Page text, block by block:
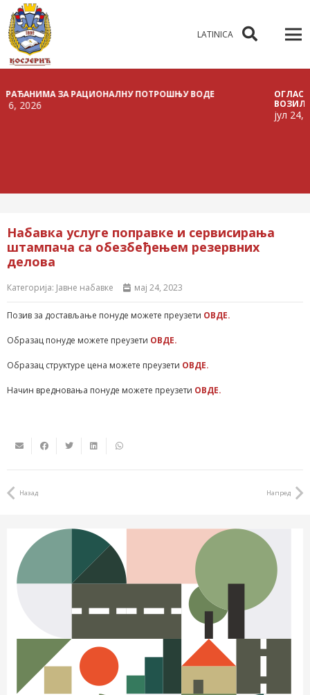
LATINICA
ЗА РАЦИОНАЛНУ ПОТРОШЊУ ВОДЕ
ОГЛАС О
ВОЗИЛА
јул 24, 2026
Набавка услуге поправке и сервисирања
штампача са обезбеђењем резервних
делова
Категорија: Јавне набавке мај 24, 2023
Позив за достављање понуде можете преузети ОВДЕ.
Образац понуде можете преузети ОВДЕ.
Образац структуре цена можете преузети ОВДЕ.
Начин вредновања понуде можете преузети ОВДЕ.
Назад Напред